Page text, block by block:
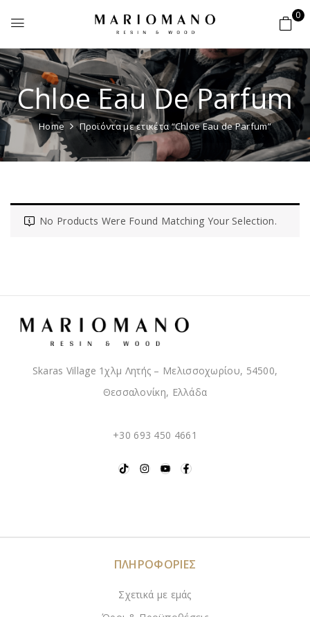
0
Chloe Eau De Parfum
Home Προϊόντα με ετικέτα “Chloe Eau de Parfum”
No Products Were Found Matching Your Selection.
Skaras Village 1χλμ Λητής – Μελισσοχωρίου, 54500,
Θεσσαλονίκη, Ελλάδα
+30 693 450 4661
ΠΛΗΡΟΦΟΡΙΕΣ
Σχετικά με εμάς